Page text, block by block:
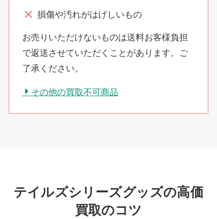
損傷や汚れがはげしいもの
お売りいただけないものは送料お客様負担
で返送させていただくことがあります。ご
了承ください。
その他の買取不可商品
テイルズシリーズグッズの高価
買取のコツ